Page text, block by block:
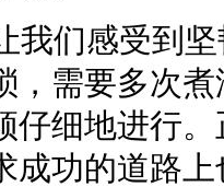
我们感受到
，需要多次
仔细地进行
成功的道路